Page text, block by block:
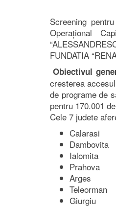
Screening
Operațional
FUNDATIA
Obiectivul
cresterea
de programe de
pentru 170.001
Cele 7 judete
Calarasi
Dambovita
Ialomita
Prahova
Arges
Teleorman
Giurgiu